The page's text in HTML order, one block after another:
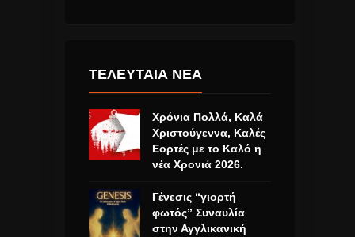
ΤΕΛΕΥΤΑΙΑ ΝΕΑ
Χρόνια Πολλά, Καλά
Χριστούγεννα, Καλές
Εορτές με το Καλό η
νέα Χρονιά 2026.
Γένεσις “γιορτή
φωτός” Συναυλία
στην Αγγλικανική